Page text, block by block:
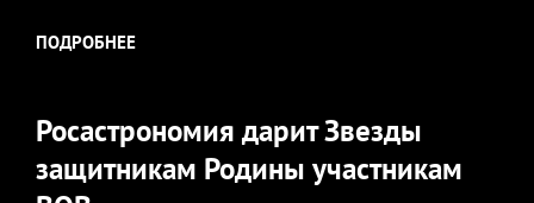
ПОДРОБНЕЕ
Росастрономия дарит Звезды
защитникам Родины участникам